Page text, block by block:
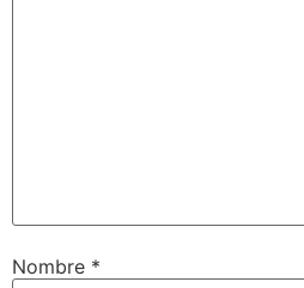
Nombre *